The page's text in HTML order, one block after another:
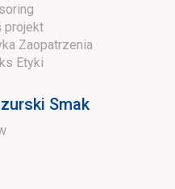
projekt
Zaopatrzenia
Etyki
Smak